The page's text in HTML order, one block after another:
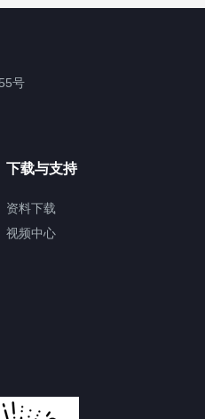
号
下载与支持
资料下载
视频中心